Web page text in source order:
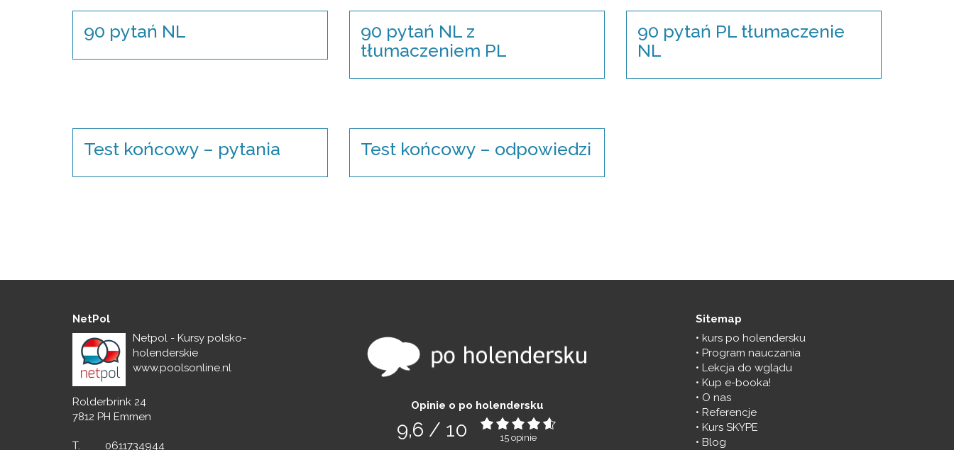
90 pytań NL
90 pytań NL z
tłumaczeniem PL
90 pytań PL tłumaczenie
NL
Test końcowy – pytania Test końcowy – odpowiedzi
NetPol
Netpol - Kursy polsko-
holenderskie
www.poolsonline.nl
Rolderbrink 24
7812 PH Emmen
T. 0611734944
Opinie o po holendersku
9,6 / 10 15 opinie
Sitemap
kurs po holendersku
Program nauczania
Lekcja do wglądu
Kup e-booka!
O nas
Referencje
Kurs SKYPE
Blog